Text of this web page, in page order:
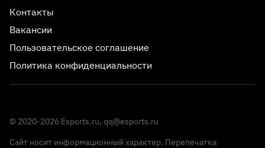
Контакты
Вакансии
Пользовательское соглашение
Политика конфиденциальности
© 2020-2026 Esports.ru, qq@esports.ru
Сайт носит информационный характер. Перепечатка